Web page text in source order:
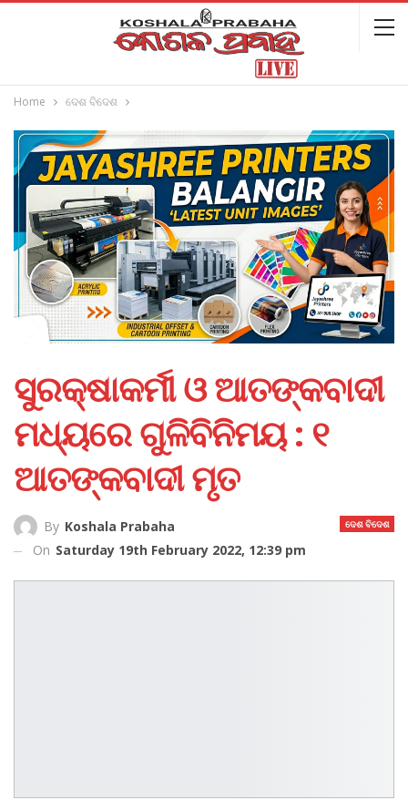
Home ଦେଶ ବିଦେଶ
ସୁରକ୍ଷାକର୍ମୀ ଓ ଆତଙ୍କବାଦୀ
ମଧ୍ୟରେ ଗୁଳିବିନିମୟ : ୧
ଆତଙ୍କବାଦୀ ମୃତ
ଦେଶ ବିଦେଶ
By Koshala Prabaha
On Saturday 19th February 2022, 12:39 pm